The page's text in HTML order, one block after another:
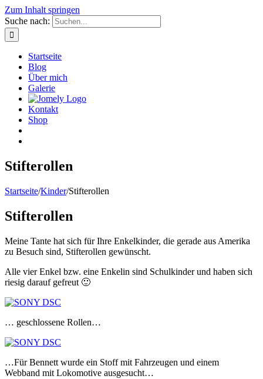
Zum Inhalt springen
Suche nach:
Startseite
Blog
Über mich
Galerie
Kontakt
Shop
Stifterollen
Startseite/Kinder/Stifterollen
Stifterollen
Meine Tante hat sich für Ihre Enkelkinder, die gerade aus Amerika
zu Besuch sind, Stifterollen gewünscht.
Alle vier Enkel bzw. eine Enkelin sind Schulkinder und haben sich
riesig darauf gefreut 🙂
… geschlossene Rollen…
…Für Bennett wurde ein Stoff mit Fahrzeugen und einem
Webband mit Lokomotive ausgesucht…